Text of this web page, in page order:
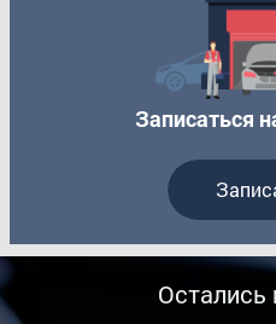
Записаться
Остались